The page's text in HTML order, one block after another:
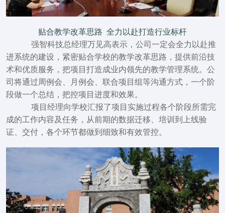
贴合教学改革思路 全力以赴打造行业标杆
强智科技总经理万见高表示，公司一定会全力以赴推
进系统的建设，紧密贴合学校的教学改革思路，提供前沿技
术和优质服务，把项目打造成业内领先的教学管理系统。公
司将通过周例会、月例会、联合项目组等沟通方式，一个阶
段做一个总结，把控项目进度和效果。
项目经理向学校汇报了项目实施过程各个阶段所需完
成的工作内容及任务，从前期的数据迁移、培训到上线验
证、交付，各个环节都做到细致和有效管控。